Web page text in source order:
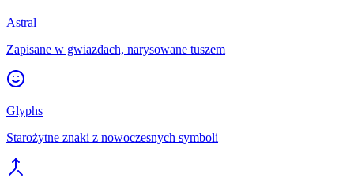
Astral
Zapisane w gwiazdach, narysowane tuszem
Glyphs
Starożytne znaki z nowoczesnych symboli